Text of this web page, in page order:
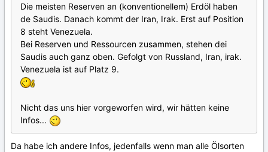
Die meisten Reserven an (konventionellem) Erdöl haben
de Saudis. Danach kommt der Iran, Irak. Erst auf Position
8 steht Venezuela.
Bei Reserven und Ressourcen zusammen, stehen dei
Saudis auch ganz oben. Gefolgt von Russland, Iran, irak.
Venezuela ist auf Platz 9.
Nicht das uns hier vorgeworfen wird, wir hätten keine
Infos...
Da habe ich andere Infos, jedenfalls wenn man alle Ölsorten